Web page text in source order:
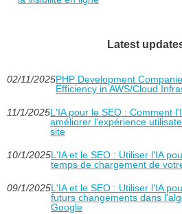
Latest
02/11/2025PHP Development
Efficiency in AWS/Cloud
11/1/2025L'IA pour le SEO : Comment
améliorer l'expérience
site
10/1/2025L'IA et le SEO : Utiliser l'IA
temps de chargement de
09/1/2025L'IA et le SEO : Utiliser l'IA
futurs changements dans
Google